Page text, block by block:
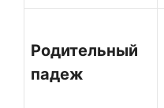
Родительный
падеж